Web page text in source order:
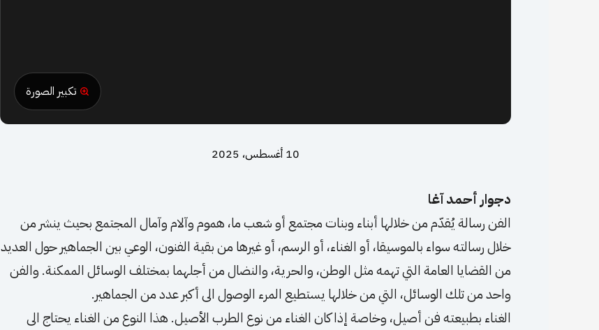
تكبير الصورة
10 أغسطس، 2025
دجوار أحمد آغا
الفن رسالة يُقدّم من خلالها أبناء وبنات مجتمع أو شعب ما، هموم وآلام وآمال المجتمع بحيث ينشر من
خلال رسالته سواء بالموسيقا، أو الغناء، أو الرسم، أو غيرها من بقية الفنون، الوعي بين الجماهير حول العديد
من القضايا العامة التي تهمه مثل الوطن، والحرية، والنضال من أجلهما بمختلف الوسائل الممكنة. والفن
واحد من تلك الوسائل، التي من خلالها يستطيع المرء الوصول الى أكبر عدد من الجماهير.
الغناء بطبيعته فن أصيل، وخاصة إذا كان الغناء من نوع الطرب الأصيل. هذا النوع من الغناء يحتاج الى